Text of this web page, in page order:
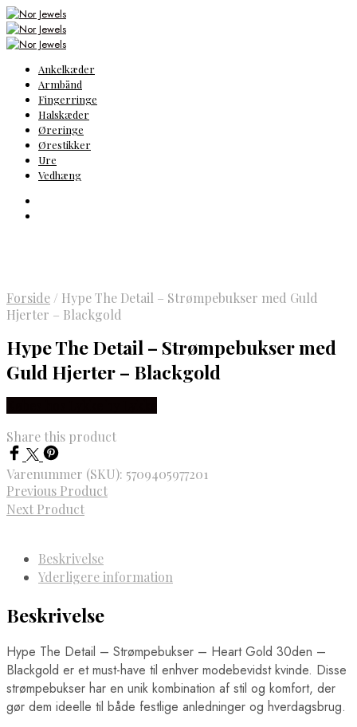
Ankelkæder
Armbånd
Fingerringe
Halskæder
Øreringe
Ørestikker
Ure
Vedhæng
Forside / Hype The Detail – Strømpebukser med Guld
Hjerter – Blackgold
Hype The Detail – Strømpebukser med
Guld Hjerter – Blackgold
Share this product
Varenummer (SKU): 5709405977201
Previous Product
Next Product
Beskrivelse
Yderligere information
Beskrivelse
Hype The Detail – Strømpebukser – Heart Gold 30den –
Blackgold er et must-have til enhver modebevidst kvinde. Disse
strømpebukser har en unik kombination af stil og komfort, der
gør dem ideelle til både festlige anledninger og hverdagsbrug.